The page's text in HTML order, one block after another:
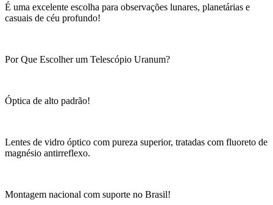
É uma excelente escolha para observações lunares, planetárias e
casuais de céu profundo!
Por Que Escolher um Telescópio Uranum?
Óptica de alto padrão!
Lentes de vidro óptico com pureza superior, tratadas com fluoreto de
magnésio antirreflexo.
Montagem nacional com suporte no Brasil!